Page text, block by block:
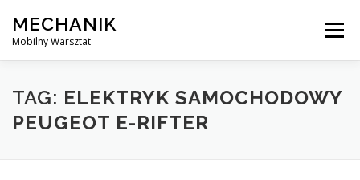
content
MECHANIK
Mobilny Warsztat
Menu
MOBILNY MECHANIK ELEKTRYK SAMOCHODOWY
TAG: ELEKTRYK SAMOCHODOWY
PEUGEOT E-RIFTER